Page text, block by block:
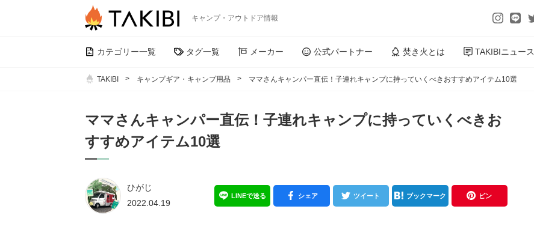
キャンプ・アウトドア情報
カテゴリー一覧 タグ一覧 メーカー 公式パートナー 焚き火とは TAKIBIニュース
TAKIBI キャンプギア・キャンプ用品 ママさんキャンパー直伝！子連れキャンプに持っていくべきおすすめアイテム10選
ママさんキャンパー直伝！子連れキャンプに持っていくべきお
すすめアイテム10選
ひがじ
2022.04.19
LINEで送る シェア ツイート ブックマーク ピン